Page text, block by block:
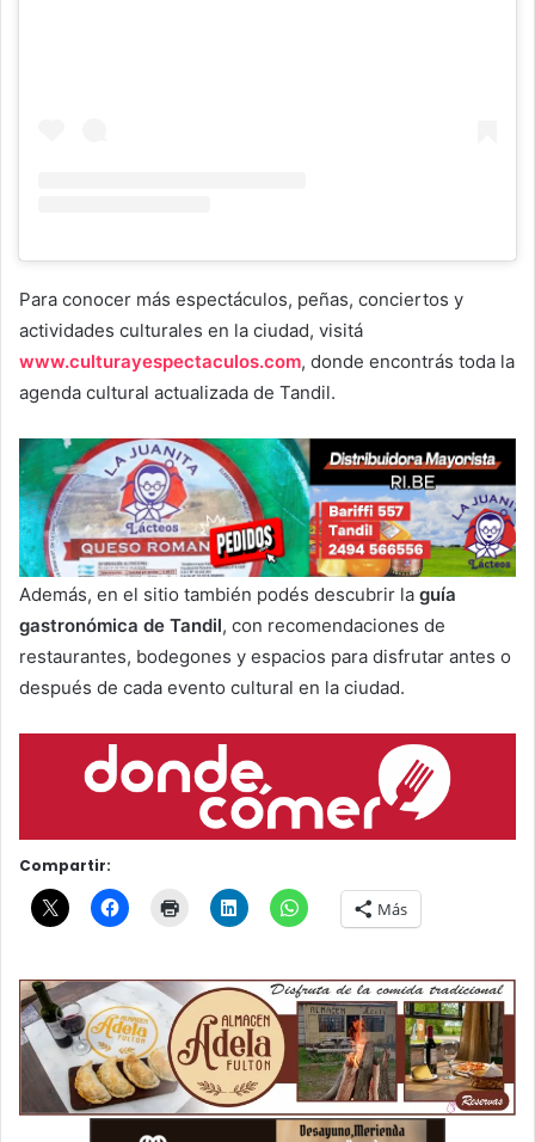
Para conocer más espectáculos, peñas, conciertos y
actividades culturales en la ciudad, visitá
www.culturayespectaculos.com, donde encontrás toda la
agenda cultural actualizada de Tandil.
Además, en el sitio también podés descubrir la guía
gastronómica de Tandil, con recomendaciones de
restaurantes, bodegones y espacios para disfrutar antes o
después de cada evento cultural en la ciudad.
Compartir:
Más